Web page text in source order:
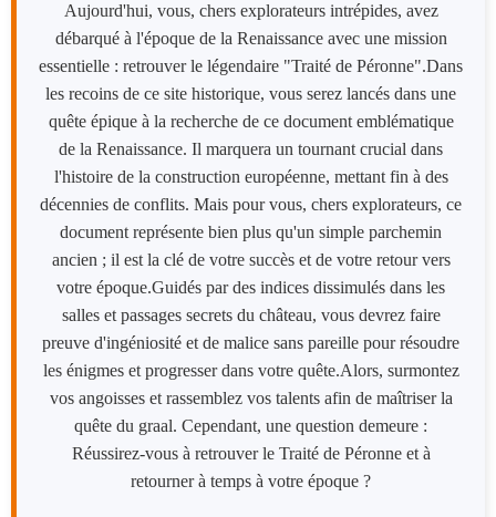
Aujourd'hui, vous, chers explorateurs intrépides, avez
débarqué à l'époque de la Renaissance avec une mission
essentielle : retrouver le légendaire "Traité de Péronne".​​Dans
les recoins de ce site historique, vous serez lancés dans une
quête épique à la recherche de ce document emblématique
de la Renaissance. Il marquera un tournant crucial dans
l'histoire de la construction européenne, mettant fin à des
décennies de conflits. Mais pour vous, chers explorateurs, ce
document représente bien plus qu'un simple parchemin
ancien ; il est la clé de votre succès et de votre retour vers
votre époque.​Guidés par des indices dissimulés dans les
salles et passages secrets du château, vous devrez faire
preuve d'ingéniosité et de malice sans pareille pour résoudre
les énigmes et progresser dans votre quête.​Alors, surmontez
vos angoisses et rassemblez vos talents afin de maîtriser la
quête du graal. Cependant, une question demeure :​
Réussirez-vous à retrouver le Traité de Péronne et à
retourner à temps à votre époque ?